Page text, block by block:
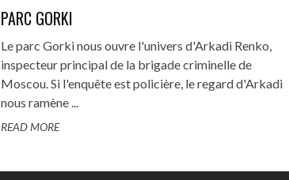
PARC GORKI
Le parc Gorki nous ouvre l'univers d'Arkadi Renko,
inspecteur principal de la brigade criminelle de
Moscou. Si l'enquête est policière, le regard d'Arkadi
nous ramène ...
READ MORE